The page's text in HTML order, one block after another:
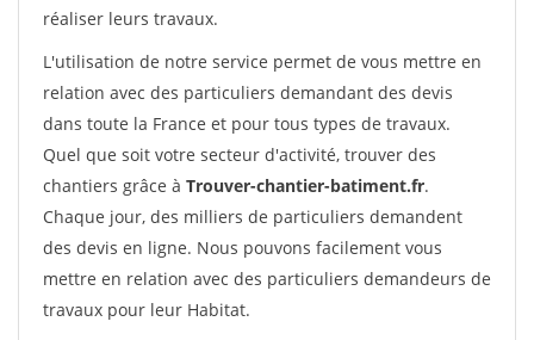
réaliser leurs travaux.
L'utilisation de notre service permet de vous mettre en
relation avec des particuliers demandant des devis
dans toute la France et pour tous types de travaux.
Quel que soit votre secteur d'activité, trouver des
chantiers grâce à Trouver-chantier-batiment.fr.
Chaque jour, des milliers de particuliers demandent
des devis en ligne. Nous pouvons facilement vous
mettre en relation avec des particuliers demandeurs de
travaux pour leur Habitat.